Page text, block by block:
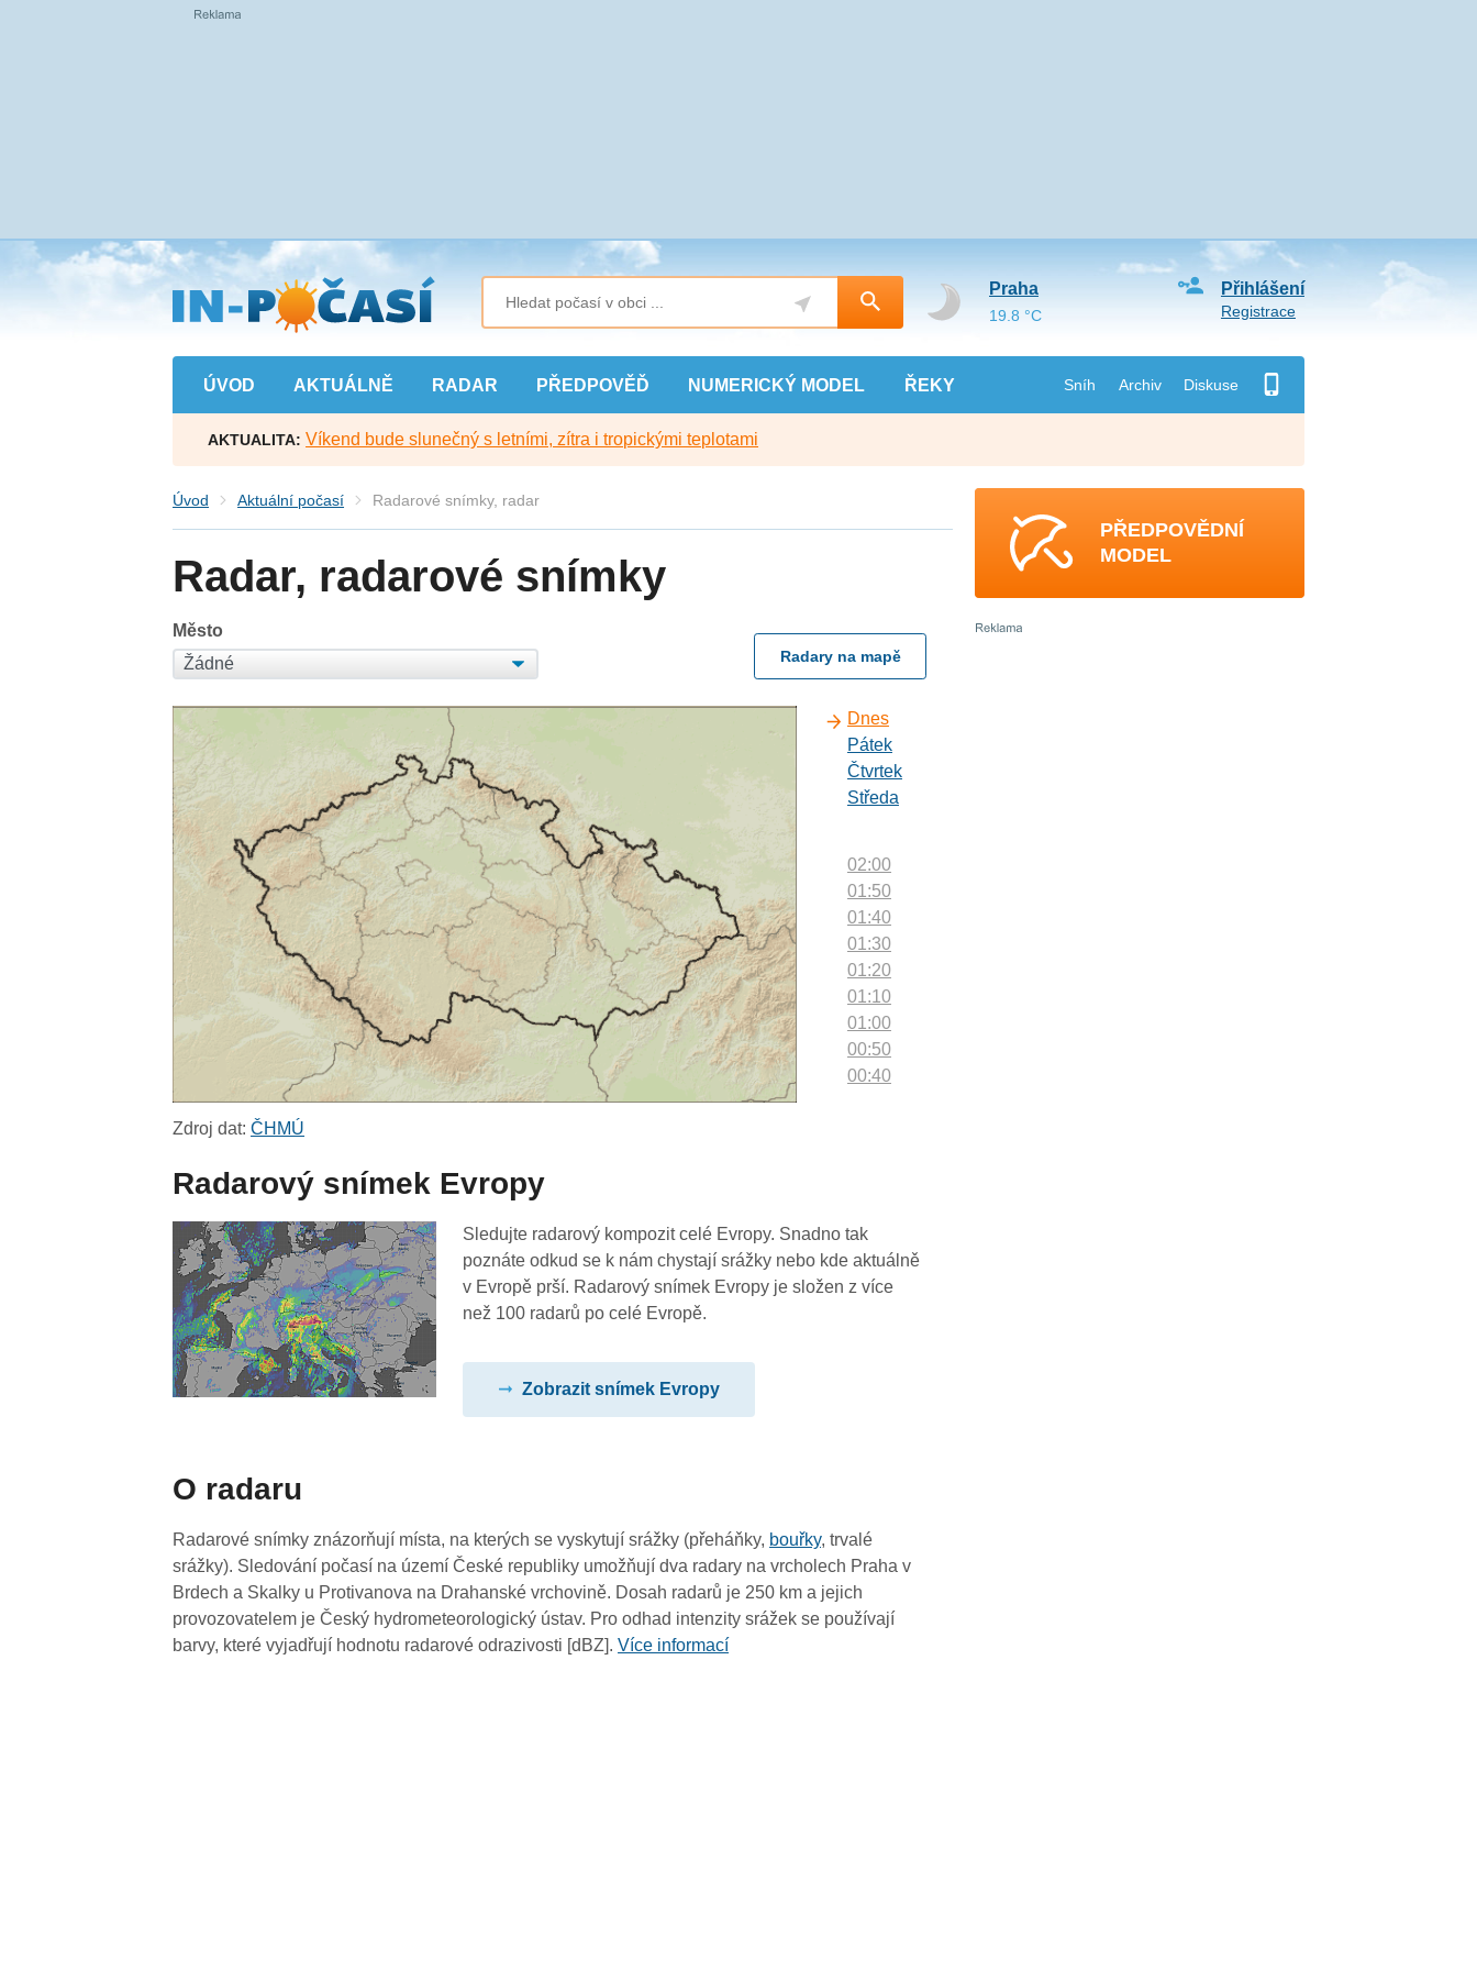
Přejít
na
hlavní
obsah
ÚVOD AKTUÁLNĚ RADAR PŘEDPOVĚĎ NUMERICKÝ MODEL ŘEKY Sníh Archiv Diskuse
Přihlášení
Registrace
Praha
19.8 °C
AKTUALITA: Víkend bude slunečný s letními, zítra i tropickými teplotami
Úvod Aktuální počasí Radarové snímky, radar
Radar, radarové snímky
Město
Radary na mapě
Dnes
Pátek
Čtvrtek
Středa
02:00
01:50
01:40
01:30
01:20
01:10
01:00
00:50
00:40
Zdroj dat:ČHMÚ
Radarový snímek Evropy
Sledujte radarový kompozit celé Evropy. Snadno tak
poznáte odkud se k nám chystají srážky nebo kde aktuálně
v Evropě prší. Radarový snímek Evropy je složen z více
než 100 radarů po celé Evropě.
Zobrazit snímek Evropy
O radaru
Radarové snímky znázorňují místa, na kterých se vyskytují srážky (přeháňky, bouřky, trvalé
srážky). Sledování počasí na území České republiky umožňují dva radary na vrcholech Praha v
Brdech a Skalky u Protivanova na Drahanské vrchovině. Dosah radarů je 250 km a jejich
provozovatelem je Český hydrometeorologický ústav. Pro odhad intenzity srážek se používají
barvy, které vyjadřují hodnotu radarové odrazivosti [dBZ].Více informací
PŘEDPOVĚDNÍ
MODEL